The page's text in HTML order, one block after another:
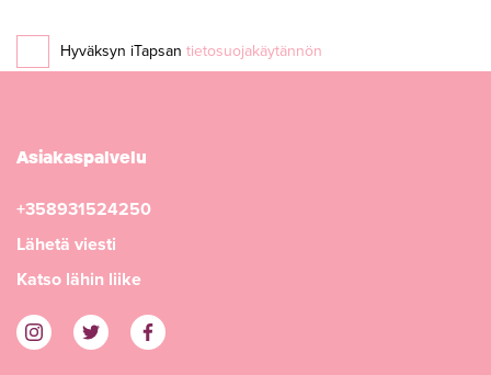
Hyväksyn iTapsan tietosuojakäytännön
Asiakaspalvelu
+358931524250
Lähetä viesti
Katso lähin liike